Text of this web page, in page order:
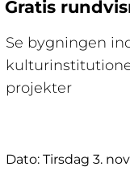
Gratis
Se bygningen
projekter
Dato: Tirsdag 3.